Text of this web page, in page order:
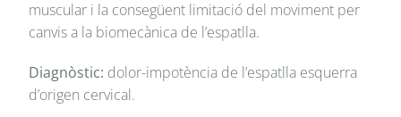
muscular i la consegüent limitació del moviment per
canvis a la biomecànica de l’espatlla.
Diagnòstic: dolor-impotència de l’espatlla esquerra
d’origen cervical.